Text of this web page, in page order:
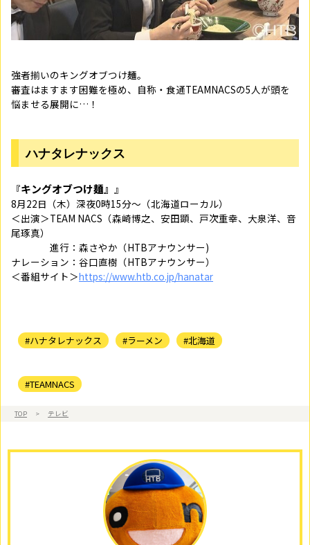
強者揃いのキングオブつけ麺。
審査はますます困難を極め、自称・食通TEAMNACSの5人が頭を
悩ませる展開に…！
ハナタレナックス
『キングオブつけ麺』 』
8月22日（木）深夜0時15分～（北海道ローカル）
＜出演＞TEAM NACS（森崎博之、安田顕、戸次重幸、大泉洋、音
尾琢真）
進行：森さやか（HTBアナウンサー)
ナレーション：谷口直樹（HTBアナウンサー）
＜番組サイト＞https://www.htb.co.jp/hanatar
#ハナタレナックス #ラーメン #北海道
#TEAMNACS
TOP > テレビ